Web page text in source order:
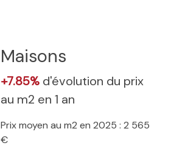
Maisons
+7.85% d'évolution du prix
au m2 en 1 an
Prix moyen au m2 en 2025 : 2 565
€